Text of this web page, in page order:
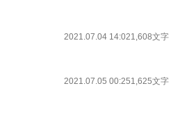
2021.07.04 14:021,608文字
2021.07.05 00:251,625文字